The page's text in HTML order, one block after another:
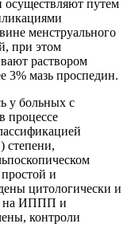
осуществляют путем
менструального
при этом
раствором
3% мазь проспедин.
у больных с
процессе
степени,
и
цитологически и
на ИППП и
контроли